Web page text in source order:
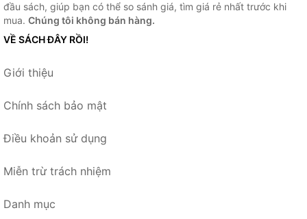
đầu sách, giúp bạn có thể so sánh giá, tìm giá rẻ nhất trước khi
mua. Chúng tôi không bán hàng.
VỀ SÁCH ĐÂY RỒI!
Giới thiệu
Chính sách bảo mật
Điều khoản sử dụng
Miễn trừ trách nhiệm
Danh mục